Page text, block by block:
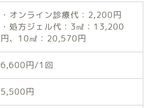
・オンライン診療代：2,200円
・処方ジェル代：3㎖：13,200
円、10㎖：20,570円
6,600円/1回
5,500円